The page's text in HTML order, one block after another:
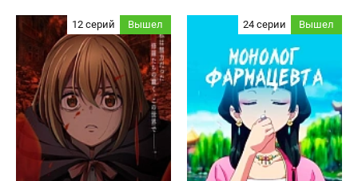
12 серий Вышел 24 серии Вышел